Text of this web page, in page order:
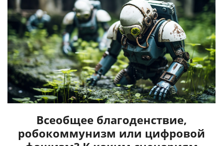
Всеобщее благоденствие,
робокоммунизм или цифровой